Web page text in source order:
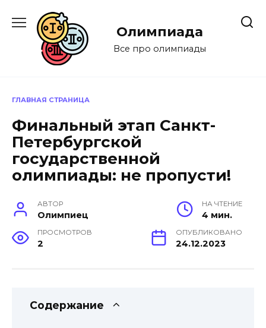
содержанию
Олимпиада
Все про олимпиады
ГЛАВНАЯ СТРАНИЦА
Финальный этап Санкт-
Петербургской
государственной
олимпиады: не пропусти!
АВТОР
Олимпиец
НА ЧТЕНИЕ
4 мин.
ПРОСМОТРОВ
2
ОПУБЛИКОВАНО
24.12.2023
Содержание